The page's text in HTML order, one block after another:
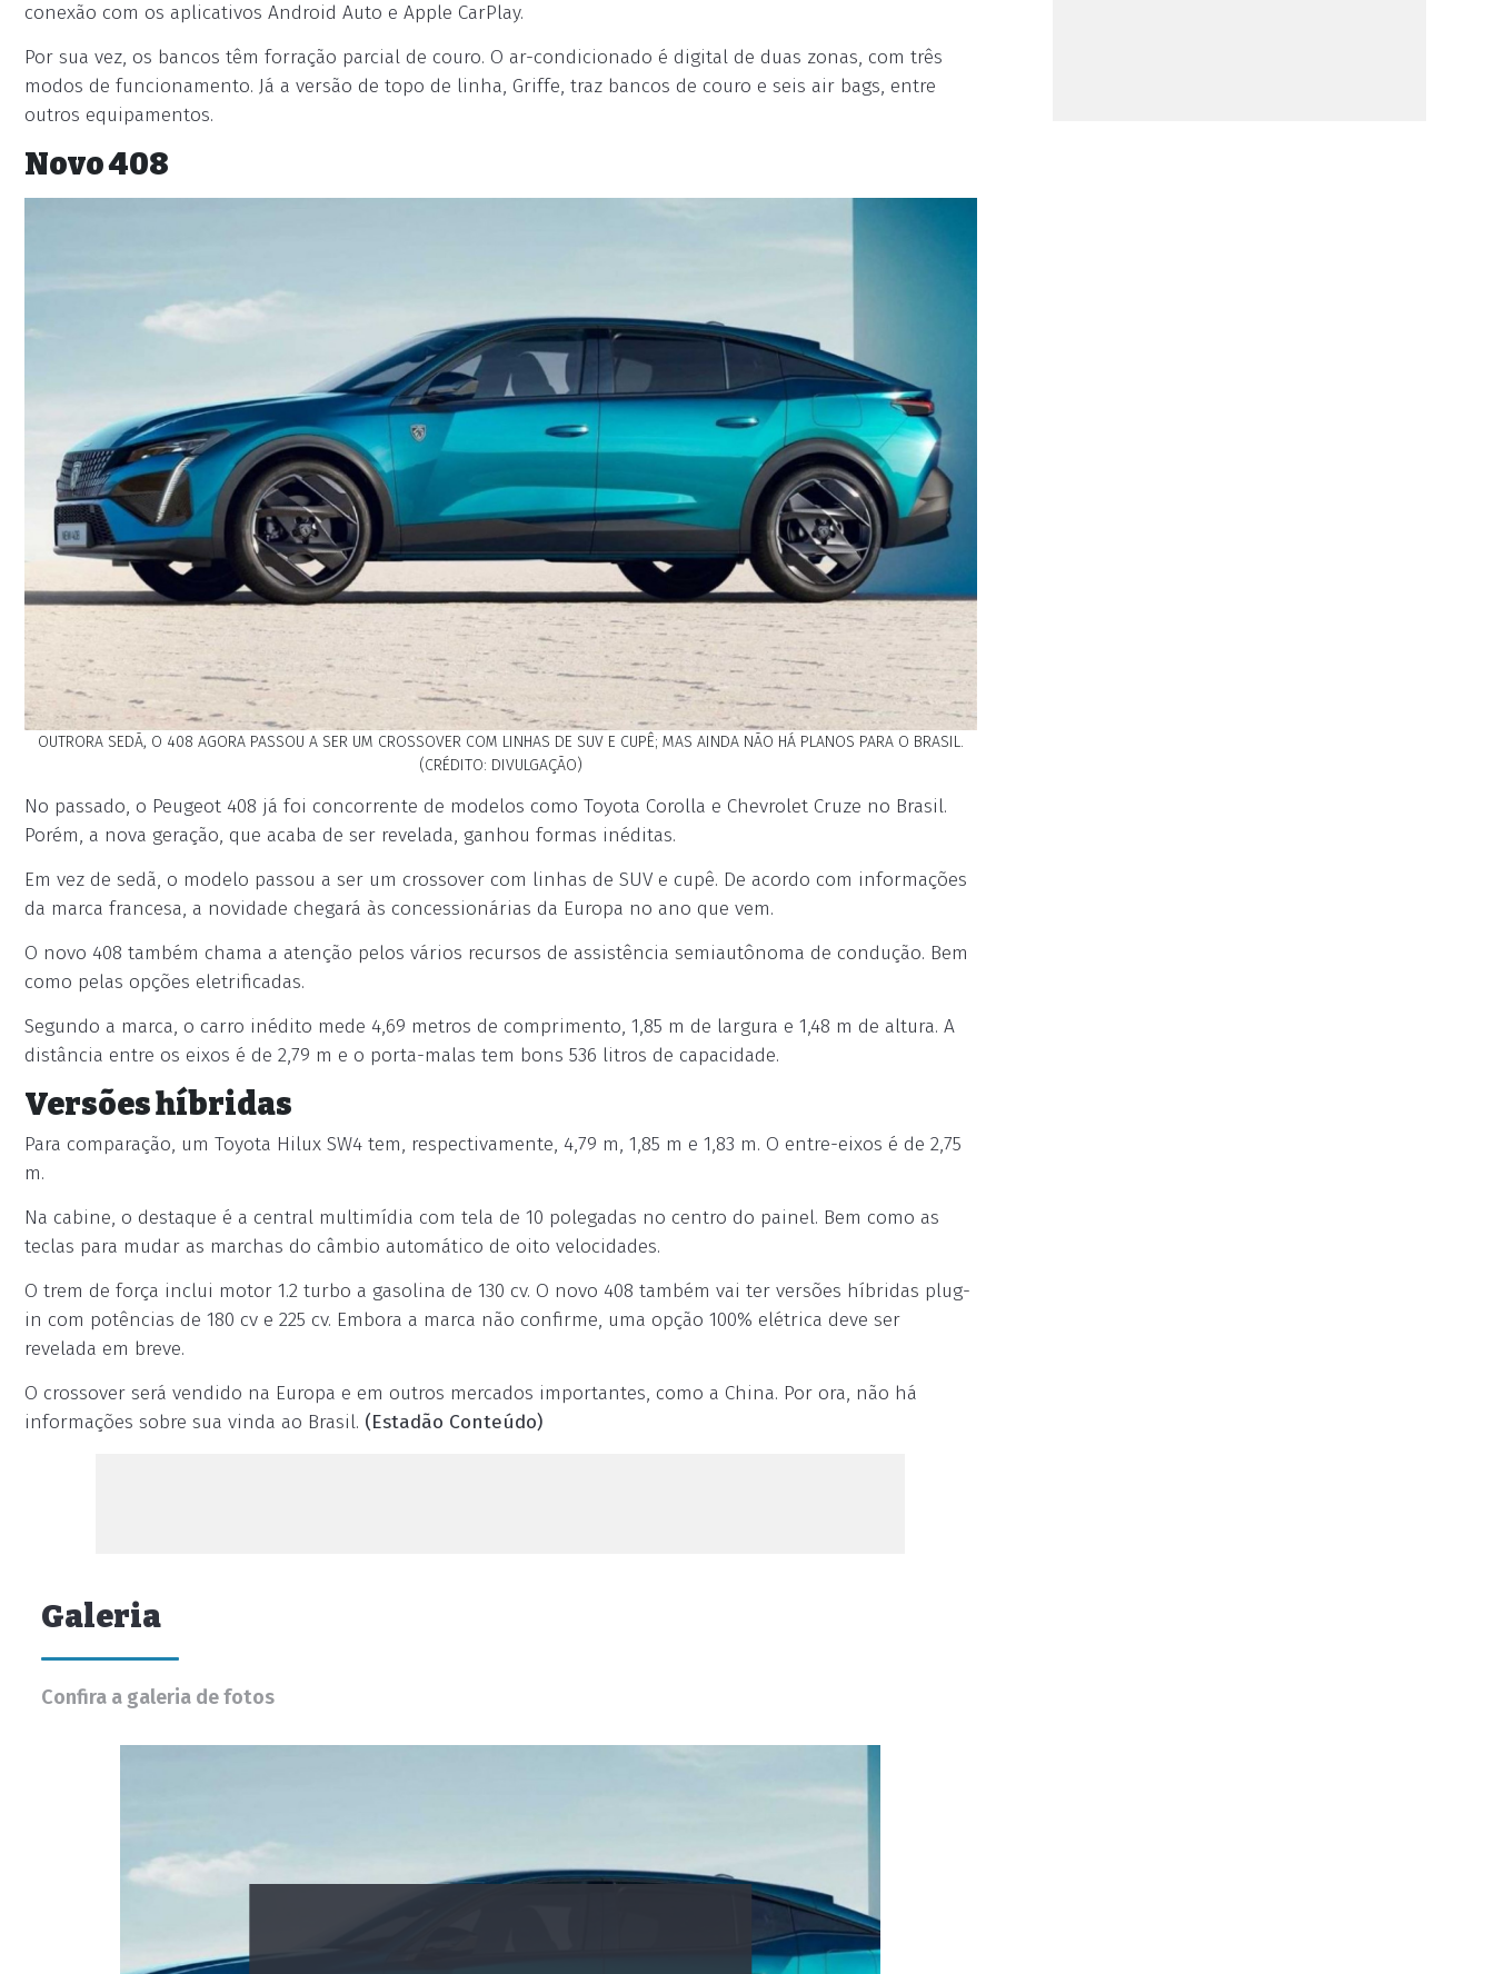
conexão com os aplicativos Android Auto e Apple CarPlay.
Por sua vez, os bancos têm forração parcial de couro. O ar-condicionado é digital de duas zonas, com três
modos de funcionamento. Já a versão de topo de linha, Griffe, traz bancos de couro e seis air bags, entre
outros equipamentos.
Novo 408
OUTRORA SEDÃ, O 408 AGORA PASSOU A SER UM CROSSOVER COM LINHAS DE SUV E CUPÊ; MAS AINDA NÃO HÁ PLANOS PARA O BRASIL.
(CRÉDITO: DIVULGAÇÃO)
No passado, o Peugeot 408 já foi concorrente de modelos como Toyota Corolla e Chevrolet Cruze no Brasil.
Porém, a nova geração, que acaba de ser revelada, ganhou formas inéditas.
Em vez de sedã, o modelo passou a ser um crossover com linhas de SUV e cupê. De acordo com informações
da marca francesa, a novidade chegará às concessionárias da Europa no ano que vem.
O novo 408 também chama a atenção pelos vários recursos de assistência semiautônoma de condução. Bem
como pelas opções eletrificadas.
Segundo a marca, o carro inédito mede 4,69 metros de comprimento, 1,85 m de largura e 1,48 m de altura. A
distância entre os eixos é de 2,79 m e o porta-malas tem bons 536 litros de capacidade.
Versões híbridas
Para comparação, um Toyota Hilux SW4 tem, respectivamente, 4,79 m, 1,85 m e 1,83 m. O entre-eixos é de 2,75
m.
Na cabine, o destaque é a central multimídia com tela de 10 polegadas no centro do painel. Bem como as
teclas para mudar as marchas do câmbio automático de oito velocidades.
O trem de força inclui motor 1.2 turbo a gasolina de 130 cv. O novo 408 também vai ter versões híbridas plug-
in com potências de 180 cv e 225 cv. Embora a marca não confirme, uma opção 100% elétrica deve ser
revelada em breve.
O crossover será vendido na Europa e em outros mercados importantes, como a China. Por ora, não há
informações sobre sua vinda ao Brasil. (Estadão Conteúdo)
Galeria
Confira a galeria de fotos